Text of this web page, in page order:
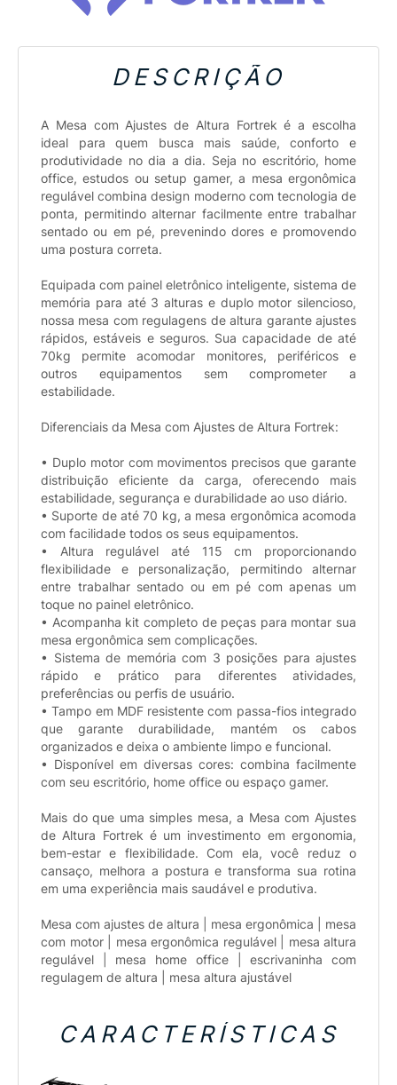
DESCRIÇÃO
A Mesa com Ajustes de Altura Fortrek é a escolha
ideal para quem busca mais saúde, conforto e
produtividade no dia a dia. Seja no escritório, home
office, estudos ou setup gamer, a mesa ergonômica
regulável combina design moderno com tecnologia de
ponta, permitindo alternar facilmente entre trabalhar
sentado ou em pé, prevenindo dores e promovendo
uma postura correta.
Equipada com painel eletrônico inteligente, sistema de
memória para até 3 alturas e duplo motor silencioso,
nossa mesa com regulagens de altura garante ajustes
rápidos, estáveis e seguros. Sua capacidade de até
70kg permite acomodar monitores, periféricos e
outros equipamentos sem comprometer a
estabilidade.
Diferenciais da Mesa com Ajustes de Altura Fortrek:
• Duplo motor com movimentos precisos que garante
distribuição eficiente da carga, oferecendo mais
estabilidade, segurança e durabilidade ao uso diário.
• Suporte de até 70 kg, a mesa ergonômica acomoda
com facilidade todos os seus equipamentos.
• Altura regulável até 115 cm proporcionando
flexibilidade e personalização, permitindo alternar
entre trabalhar sentado ou em pé com apenas um
toque no painel eletrônico.
• Acompanha kit completo de peças para montar sua
mesa ergonômica sem complicações.
• Sistema de memória com 3 posições para ajustes
rápido e prático para diferentes atividades,
preferências ou perfis de usuário.
• Tampo em MDF resistente com passa-fios integrado
que garante durabilidade, mantém os cabos
organizados e deixa o ambiente limpo e funcional.
• Disponível em diversas cores: combina facilmente
com seu escritório, home office ou espaço gamer.
Mais do que uma simples mesa, a Mesa com Ajustes
de Altura Fortrek é um investimento em ergonomia,
bem-estar e flexibilidade. Com ela, você reduz o
cansaço, melhora a postura e transforma sua rotina
em uma experiência mais saudável e produtiva.
Mesa com ajustes de altura | mesa ergonômica | mesa
com motor | mesa ergonômica regulável | mesa altura
regulável | mesa home office | escrivaninha com
regulagem de altura | mesa altura ajustável
CARACTERÍSTICAS